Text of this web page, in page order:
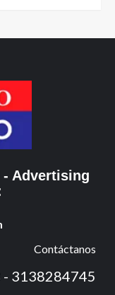
- Advertising
Contáctanos
3138284745